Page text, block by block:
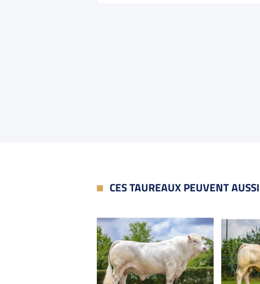
CES TAUREAUX PEUVENT